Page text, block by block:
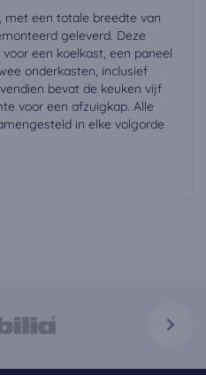
met een totale breedte van
geleverd. Deze
een koelkast, een paneel
onderkasten, inclusief
bevat de keuken vijf
voor een afzuigkap. Alle
in elke volgorde